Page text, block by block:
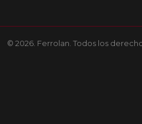
© 2026. Ferrolan. Todos los